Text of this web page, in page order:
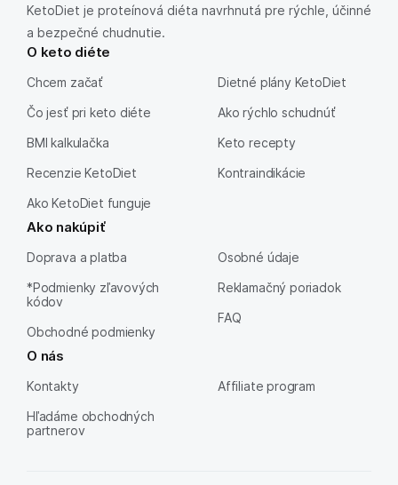
KetoDiet je proteínová diéta navrhnutá pre rýchle, účinné
a bezpečné chudnutie.
O keto diéte
Chcem začať
Čo jesť pri keto diéte
BMI kalkulačka
Recenzie KetoDiet
Ako KetoDiet funguje
Dietné plány KetoDiet
Ako rýchlo schudnúť
Keto recepty
Kontraindikácie
Ako nakúpiť
Doprava a platba
*Podmienky zľavových
kódov
Obchodné podmienky
Osobné údaje
Reklamačný poriadok
FAQ
O nás
Kontakty
Hľadáme obchodných
partnerov
Affiliate program